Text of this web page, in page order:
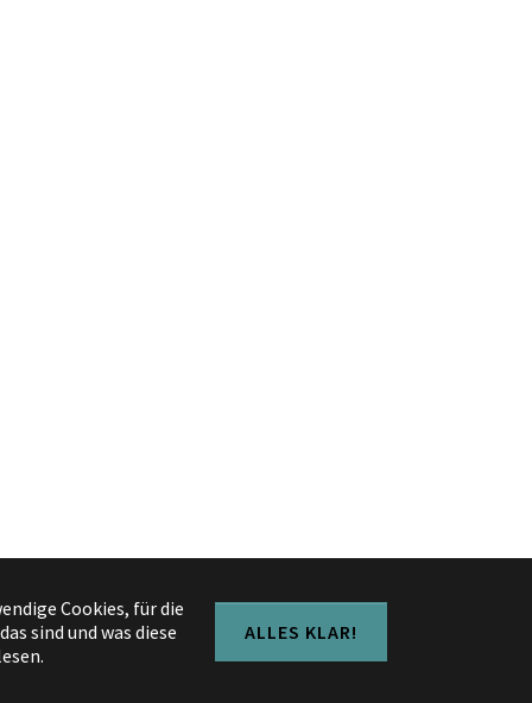
Cookies, für die
sind und was diese
ALLES KLAR!